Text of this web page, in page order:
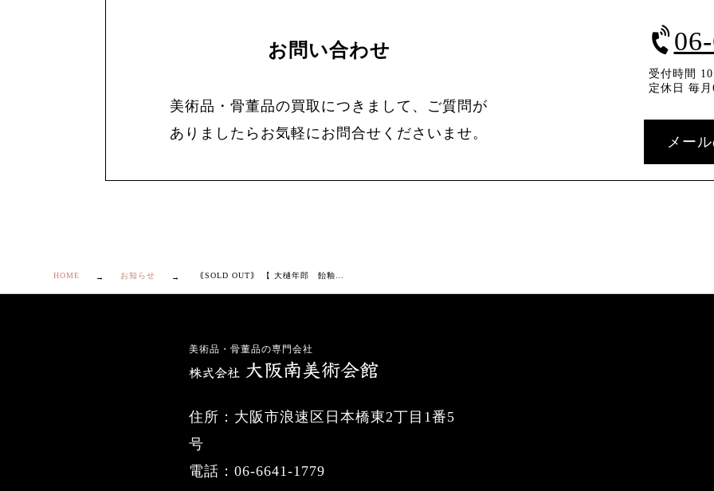
お問い合わせ
美術品・骨董品の買取につきまして、ご質問が
ありましたらお気軽にお問合せくださいませ。
受付時間
定休日 毎月
メー
HOME お知らせ
美術品・骨董品の専門会社
住所：大阪市浪速区日本橋東2丁目1番5
号
電話：06-6641-1779